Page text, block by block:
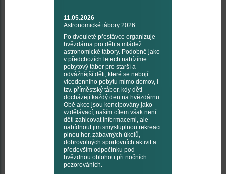
11.05.2026
Astronomické tábory 2026
Po dvouleté přestávce organizuje
hvězdárna pro děti a mládež
astronomické tábory. Podobně jako
v předchozích letech nabízíme
pobytový tábor pro starší a
odvážnější děti, které se nebojí
vícedenního pobytu mimo domov, i
tzv. příměstský tábor, kdy děti
docházejí každý den na hvězdárnu.
Obě akce jsou koncipovány jako
vzdělávací, naším cílem však není
děti zahlcovat informacemi, ale
nabídnout jim smysluplnou rekreaci
plnou her, zábavných úkolů,
dobrovolných sportovních aktivit a
především odpočinku pod
hvězdnou oblohou při nočních
pozorováních.